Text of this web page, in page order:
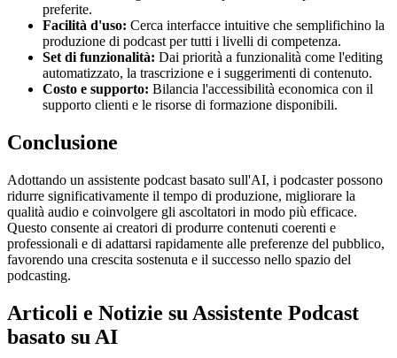
preferite.
Facilità d'uso: Cerca interfacce intuitive che semplifichino la
produzione di podcast per tutti i livelli di competenza.
Set di funzionalità: Dai priorità a funzionalità come l'editing
automatizzato, la trascrizione e i suggerimenti di contenuto.
Costo e supporto: Bilancia l'accessibilità economica con il
supporto clienti e le risorse di formazione disponibili.
Conclusione
Adottando un assistente podcast basato sull'AI, i podcaster possono
ridurre significativamente il tempo di produzione, migliorare la
qualità audio e coinvolgere gli ascoltatori in modo più efficace.
Questo consente ai creatori di produrre contenuti coerenti e
professionali e di adattarsi rapidamente alle preferenze del pubblico,
favorendo una crescita sostenuta e il successo nello spazio del
podcasting.
Articoli e Notizie su Assistente Podcast
basato su AI